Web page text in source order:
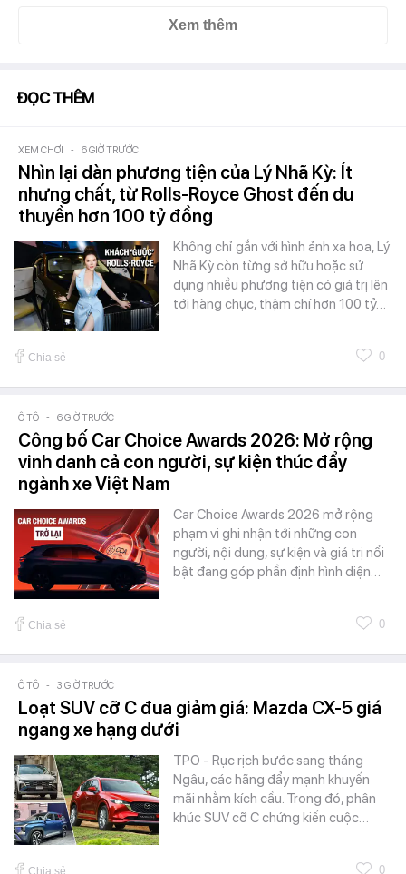
Xem thêm
ĐỌC THÊM
XEM CHƠI - 6 GIỜ TRƯỚC
Nhìn lại dàn phương tiện của Lý Nhã Kỳ: Ít
nhưng chất, từ Rolls-Royce Ghost đến du
thuyền hơn 100 tỷ đồng
Không chỉ gắn với hình ảnh xa hoa, Lý
Nhã Kỳ còn từng sở hữu hoặc sử
dụng nhiều phương tiện có giá trị lên
tới hàng chục, thậm chí hơn 100 tỷ…
Chia sẻ 0
Ô TÔ - 6 GIỜ TRƯỚC
Công bố Car Choice Awards 2026: Mở rộng
vinh danh cả con người, sự kiện thúc đẩy
ngành xe Việt Nam
Car Choice Awards 2026 mở rộng
phạm vi ghi nhận tới những con
người, nội dung, sự kiện và giá trị nổi
bật đang góp phần định hình diện…
Chia sẻ 0
Ô TÔ - 3 GIỜ TRƯỚC
Loạt SUV cỡ C đua giảm giá: Mazda CX-5 giá
ngang xe hạng dưới
TPO - Rục rịch bước sang tháng
Ngâu, các hãng đẩy mạnh khuyến
mãi nhằm kích cầu. Trong đó, phân
khúc SUV cỡ C chứng kiến cuộc…
Chia sẻ 0